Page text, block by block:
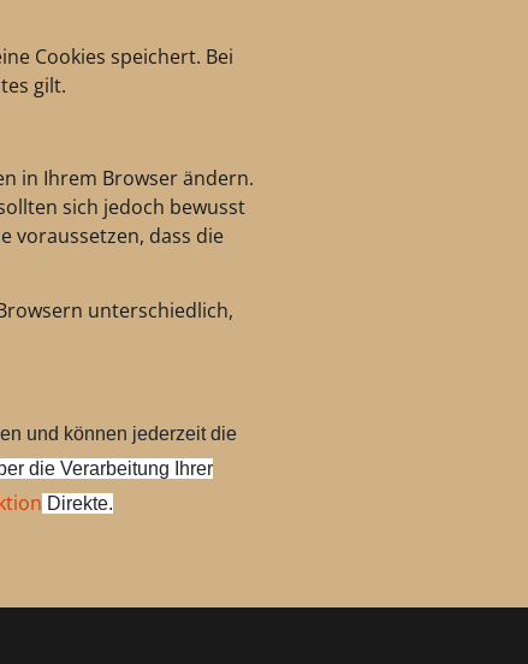
Cookies speichert. Bei
gilt.
in Ihrem Browser ändern.
sich jedoch bewusst
voraussetzen, dass die
unterschiedlich,
und können jederzeit die
die Verarbeitung Ihrer
Direkte.